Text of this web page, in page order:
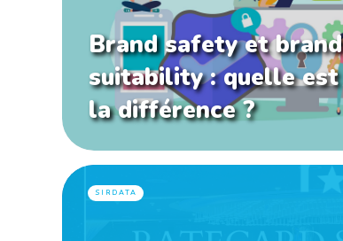
Brand safety et brand
suitability : quelle est
la différence ?
SIRDATA